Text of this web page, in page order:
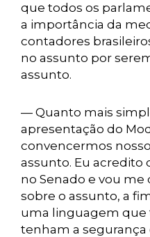
que todos os
a importância da
contadores
no assunto por
assunto.
— Quanto mais
apresentação do
convencermos
assunto. Eu acredito
no Senado e vou
sobre o assunto, a
uma linguagem
tenham a